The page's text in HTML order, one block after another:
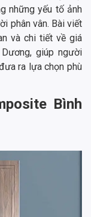
những yếu tố ảnh
phân vân. Bài viết
và chi tiết về giá
giúp người
ra lựa chọn phù
Bình